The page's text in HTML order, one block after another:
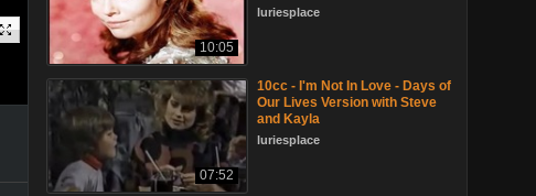
10:05
luriesplace
07:52
10cc - I'm Not In Love - Days of
Our Lives Version with Steve
and Kayla
luriesplace